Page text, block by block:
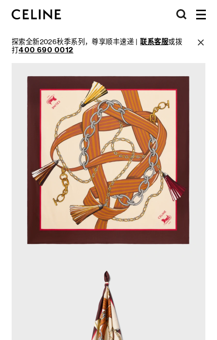
探索全新2026秋季系列，尊享顺丰速递 |联系客服或拨
打400 690 0012